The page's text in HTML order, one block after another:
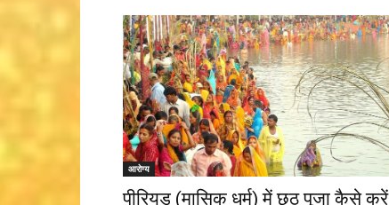
आरोग्य
पीरियड (मासिक धर्म) में छठ पूजा कैसे करें